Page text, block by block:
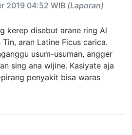
2019 04:52 WIB (Laporan)
kerep disebut arane ring Al
aran Latine Ficus carica.
usum-usuman, angger
sing ana wijine. Kasiyate aja
penyakit bisa waras